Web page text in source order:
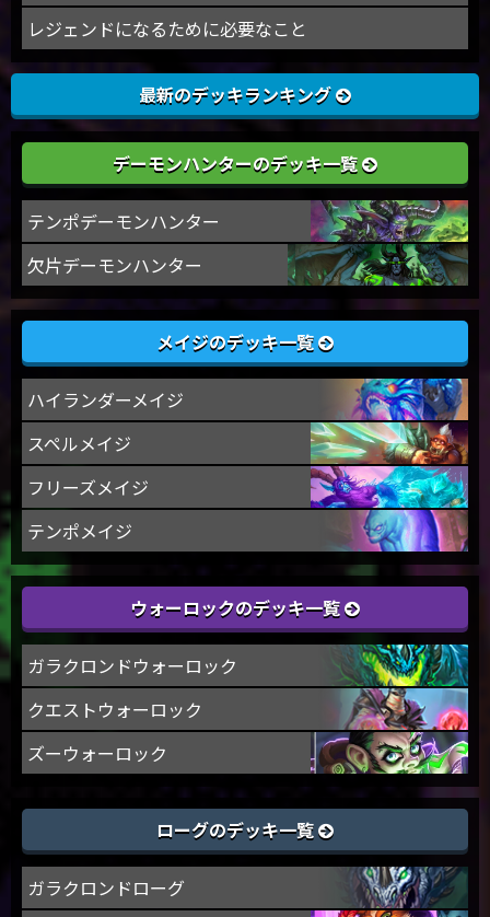
レジェンドになるために必要なこと
最新のデッキランキング
デーモンハンターのデッキ一覧
テンポデーモンハンター
欠片デーモンハンター
メイジのデッキ一覧
ハイランダーメイジ
スペルメイジ
フリーズメイジ
テンポメイジ
ウォーロックのデッキ一覧
ガラクロンドウォーロック
クエストウォーロック
ズーウォーロック
ローグのデッキ一覧
ガラクロンドローグ